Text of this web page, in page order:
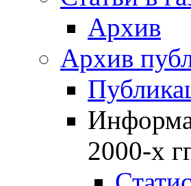
Архив
Архив
2000-х